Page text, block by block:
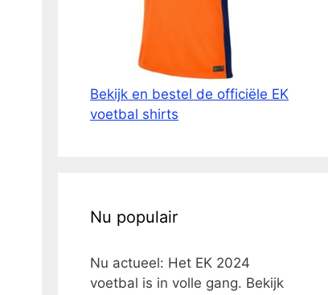
Bekijk en bestel de officiële EK
voetbal shirts
Nu populair
Nu actueel: Het EK 2024
voetbal is in volle gang. Bekijk